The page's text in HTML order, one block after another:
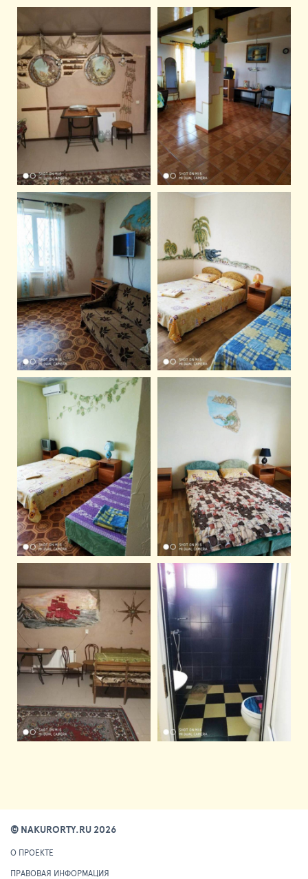
© NAKURORTY.RU 2026
О ПРОЕКТЕ
ПРАВОВАЯ ИНФОРМАЦИЯ